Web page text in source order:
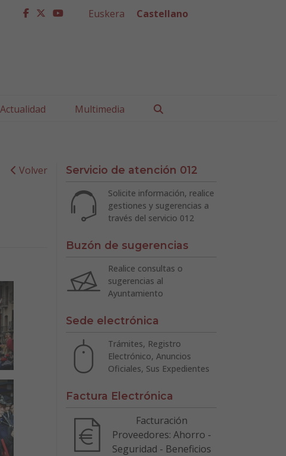
facebook
twitter
youtube
Euskera Castellano
Actualidad Multimedia
Volver Servicio de atención 012
Solicite información, realice
gestiones y sugerencias a
través del servicio 012
Buzón de sugerencias
Realice consultas o
sugerencias al
Ayuntamiento
Sede electrónica
Trámites, Registro
Electrónico, Anuncios
Oficiales, Sus Expedientes
Factura Electrónica
Facturación
Proveedores: Ahorro -
Seguridad - Beneficios